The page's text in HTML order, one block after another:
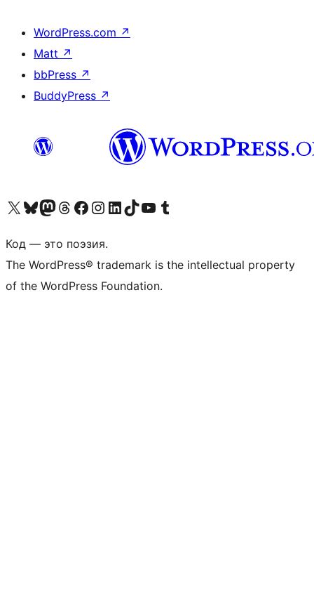
WordPress.com ↗
Matt ↗
bbPress ↗
BuddyPress ↗
Посетите нас в X (ранее Twitter)
Посетите нашу учётную запись в Bluesky
Посетите нашу ленту в Mastodon
Посетите нашу учётную запись в Threads
Посетите нашу страницу на Facebook
Посетите наш Instagram
Посетите нашу страницу в LinkedIn
Посетите нашу учётную запись в TikTok
Посетите наш канал YouTube
Посетите нашу учётную запись в Tumblr
Код — это поэзия.
The WordPress® trademark is the intellectual property
of the WordPress Foundation.